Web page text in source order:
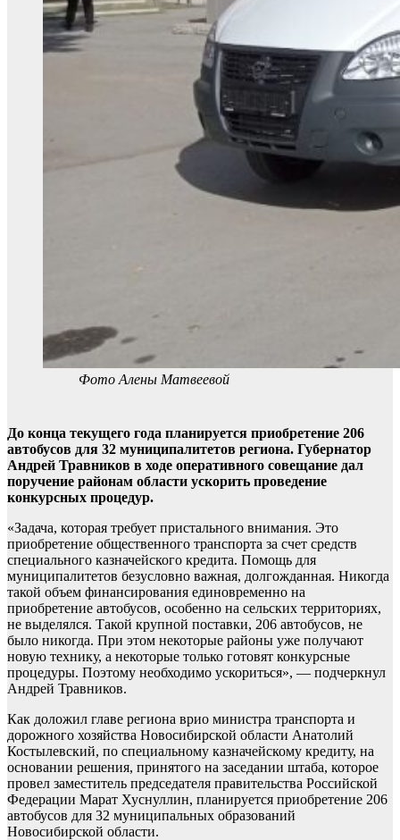
Фото Алены Матвеевой
До конца текущего года планируется приобретение 206
автобусов для 32 муниципалитетов региона. Губернатор
Андрей Травников в ходе оперативного совещание дал
поручение районам области ускорить проведение
конкурсных процедур.
«Задача, которая требует пристального внимания. Это
приобретение общественного транспорта за счет средств
специального казначейского кредита. Помощь для
муниципалитетов безусловно важная, долгожданная. Никогда
такой объем финансирования единовременно на
приобретение автобусов, особенно на сельских территориях,
не выделялся. Такой крупной поставки, 206 автобусов, не
было никогда. При этом некоторые районы уже получают
новую технику, а некоторые только готовят конкурсные
процедуры. Поэтому необходимо ускориться», — подчеркнул
Андрей Травников.
Как доложил главе региона врио министра транспорта и
дорожного хозяйства Новосибирской области Анатолий
Костылевский, по специальному казначейскому кредиту, на
основании решения, принятого на заседании штаба, которое
провел заместитель председателя правительства Российской
Федерации Марат Хуснуллин, планируется приобретение 206
автобусов для 32 муниципальных образований
Новосибирской области.